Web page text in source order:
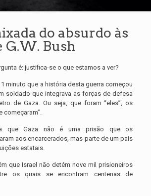
do absurdo às
G.W. Bush
é: justifica-se o que estamos a ver?
minuto que a história desta guerra começou
soldado que integrava as forças de defesa
de Gaza. Ou seja, que foram “eles”, os
começaram”.
que Gaza não é uma prisão que os
aos encarcerados, mas parte de um país
estatais.
que Israel não detém nove mil prisioneiros
os quais se encontram centenas de